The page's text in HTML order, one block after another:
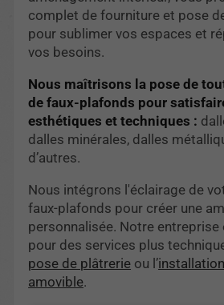
complet de fourniture et pose
pour sublimer vos espaces et
vos besoins.
Nous maîtrisons la pose de
de faux-plafonds pour
esthétiques et techniques :
dalles minérales, dalles
d’autres.
Nous intégrons l'éclairage de
faux-plafonds pour créer une
personnalisée. Notre entreprise
pour des services plus
pose de plâtrerie ou l’
amovible.